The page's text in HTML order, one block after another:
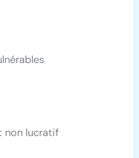
non lucratif